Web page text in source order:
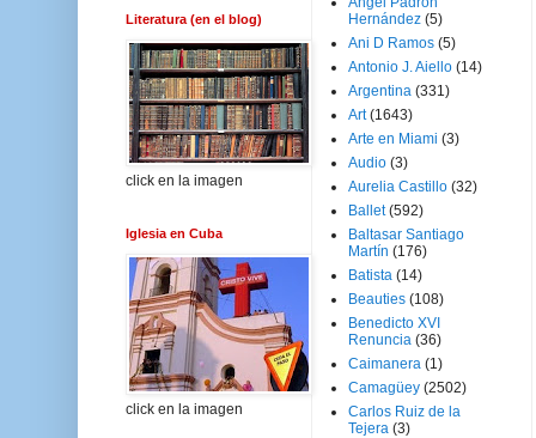
Literatura (en el blog)
click en la imagen
Iglesia en Cuba
click en la imagen
Hernández (5)
Ani D Ramos (5)
Antonio J. Aiello (14)
Argentina (331)
Art (1643)
Arte en Miami (3)
Audio (3)
Aurelia Castillo (32)
Ballet (592)
Baltasar Santiago
Martín (176)
Batista (14)
Beauties (108)
Benedicto XVI
Renuncia (36)
Caimanera (1)
Camagüey (2502)
Carlos Ruiz de la
Tejera (3)